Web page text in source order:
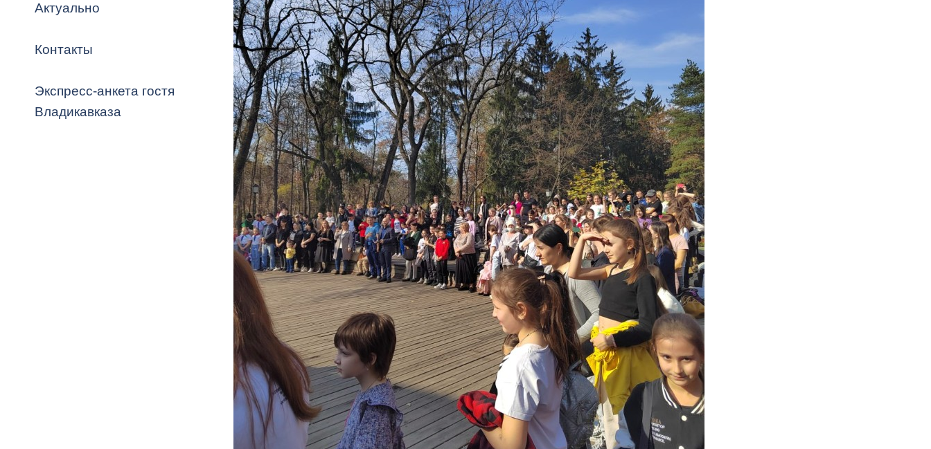
Владикавказ
Распоряжения, постановления Кадровая политика
ОРВ и экспертиза НПА Контактная информация Градостроительная деятельность
Оценка деятельности органов
местного самоуправления
Списки граждан, состоящих на
учете в качестве нуждающихся в
улучшении жилищных условий по
г. Владикавказ
Формирование комфортной
городской среды
Бюджет для граждан
Пространственные сведения
Открытые данные
Общественное обсуждение
документов стратегического
планирования
Гражданская оборона в
чрезвычайных ситуациях
Незаконное строительство
Информация о результатах
проверок
Порядок обжалования решений и
действий органов местного
самоуправления
Информация финансового
органа
Бесплатная юридическая помощь
Муниципальный контроль Выборы 2026
Актуально
Контакты
Экспресс-анкета гостя
Владикавказа